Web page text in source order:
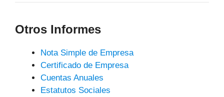
Otros Informes
Nota Simple de Empresa
Certificado de Empresa
Cuentas Anuales
Estatutos Sociales